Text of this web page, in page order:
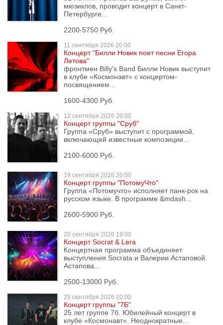
мюзиклов, проводит концерт в Санкт-
Петербурге...
2200-5750 Руб.
11 сентября 2026 20:00
Концерт "Билли Новик поет песни Егора
Летова"
фронтмен Billy's Band Билли Новик выступит
в клубе «Космонавт» с концертом-
посвящением...
1600-4300 Руб.
12 сентября 2026 20:00
Концерт группы "Сруб"
Группа «Сруб» выступит с программой,
включающей известные композиции...
2100-6000 Руб.
19 сентября 2026 20:00
Концерт группы "ПотомуЧто"
Группа «Потомучто» исполняет панк-рок на
русском языке. В программе &mdash...
2600-5900 Руб.
20 сентября 2026 19:00
Концерт Socrat & Lera
Концертная программа объединяет
выступления Socratа и Валерии Астаповой.
Астапова...
2500-13000 Руб.
25 сентября 2026 20:00
Концерт группы "7Б"
25 лет группе 7б. Юбилейный концерт в
клубе «Космонавт». Неоднократные...